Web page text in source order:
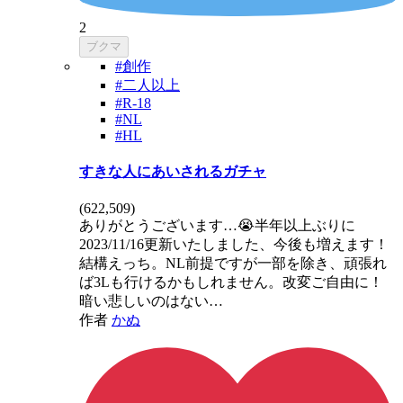
2
ブクマ
#創作
#二人以上
#R-18
#NL
#HL
すきな人にあいされるガチャ
(622,509)
ありがとうございます…😭半年以上ぶりに
2023/11/16更新いたしました、今後も増えます！
結構えっち。NL前提ですが一部を除き、頑張れ
ば3Lも行けるかもしれません。改変ご自由に！
暗い悲しいのはない…
作者 かぬ